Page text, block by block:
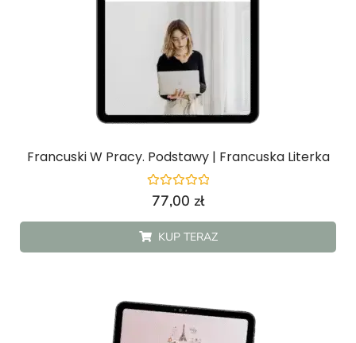
Francuski W Pracy. Podstawy | Francuska Literka
Oceniono
77,00 zł
KUP TERAZ